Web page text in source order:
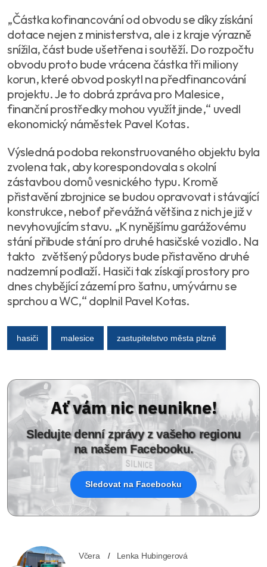
„Částka kofinancování od obvodu se díky získání
dotace nejen z ministerstva, ale i z kraje výrazně
snížila, část bude ušetřena i soutěží. Do rozpočtu
obvodu proto bude vrácena částka tři miliony
korun, které obvod poskytl na předfinancování
projektu. Je to dobrá zpráva pro Malesice,
finanční prostředky mohou využít jinde,“ uvedl
ekonomický náměstek Pavel Kotas.
Výsledná podoba rekonstruovaného objektu byla
zvolena tak, aby korespondovala s okolní
zástavbou domů vesnického typu. Kromě
přistavění zbrojnice se budou opravovat i stávající
konstrukce, neboť převážná většina z nich je již v
nevyhovujícím stavu. „K nynějšímu garážovému
stání přibude stání pro druhé hasičské vozidlo. Na
takto zvětšený půdorys bude přistavěno druhé
nadzemní podlaží. Hasiči tak získají prostory pro
dnes chybějící zázemí pro šatnu, umývárnu se
sprchou a WC,“ doplnil Pavel Kotas.
hasiči malesice zastupitelstvo města plzně
Ať vám nic neunikne!
Sledujte denní zprávy z vašeho regionu
na našem Facebooku.
Sledovat na Facebooku
Včera Lenka Hubingerová